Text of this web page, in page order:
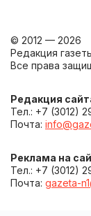
© 2012 — 2026
Редакция
Все права
Редакция
Тел.: +7 (3012)
Почта:
Реклама на
Тел.: +7 (3012)
Почта: gazeta-